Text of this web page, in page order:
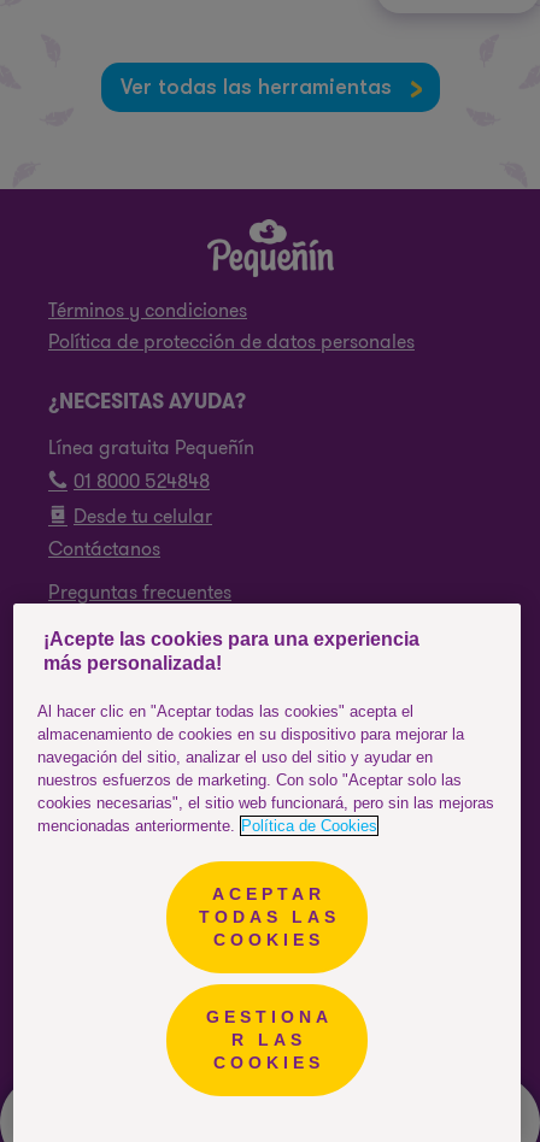
Ver todas las herramientas
Términos y condiciones
Política de protección de datos personales
¿NECESITAS AYUDA?
Línea gratuita Pequeñín
01 8000 524848
Desde tu celular
Contáctanos
Preguntas frecuentes
SÍGUENOS
Facebook
Instagram
YouTube
ESTÁS EN EL SITIO DE: Colombia
¡Acepte las cookies para una experiencia
más personalizada!
Al hacer clic en "Aceptar todas las cookies" acepta el
almacenamiento de cookies en su dispositivo para mejorar la
navegación del sitio, analizar el uso del sitio y ayudar en
nuestros esfuerzos de marketing. Con solo "Aceptar solo las
cookies necesarias", el sitio web funcionará, pero sin las mejoras
mencionadas anteriormente.
Política de Cookies
ACEPTAR
TODAS LAS
COOKIES
GESTIONA
R LAS
COOKIES